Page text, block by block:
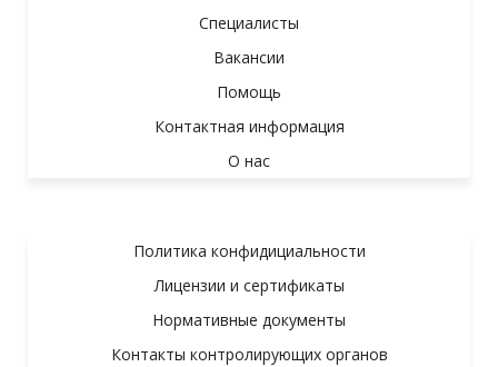
Специалисты
Вакансии
Помощь
Контактная информация
О нас
Политика конфидициальности
Лицензии и сертификаты
Нормативные документы
Контакты контролирующих органов